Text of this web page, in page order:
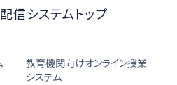
信システムトップ
教育機関向けオンライン授業
システム